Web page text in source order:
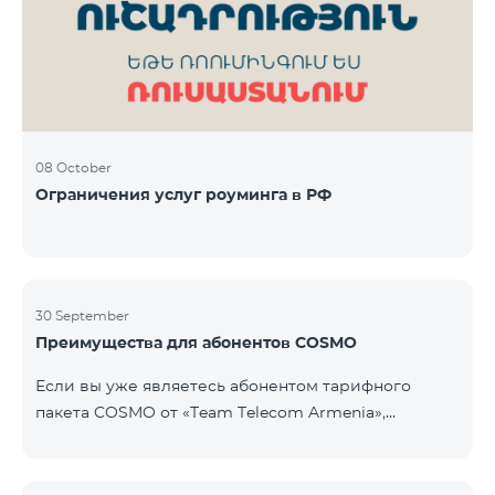
Фиксированная телефония: 180 минут на звонки
внутри фиксированной сети Team Телевизионная
08 October
Ограничения услуг роуминга в РФ
30 September
Преимущества для абонентов COSMO
Если вы уже являетесь абонентом тарифного
пакета COSMO от «Team Telecom Armenia»,